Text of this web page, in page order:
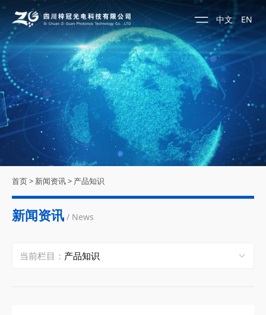
中文 EN
首页> 新闻资讯> 产品知识
新闻资讯 / News
当前栏目：